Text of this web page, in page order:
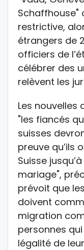
Schaffhouse"
restrictive,
étrangers de
officiers de
célébrer des
relèvent les
Les nouvelles
"les fiancés
suisses
preuve qu’ils
Suisse
mariage",
prévoit que
doivent
migration
personnes
légalité de